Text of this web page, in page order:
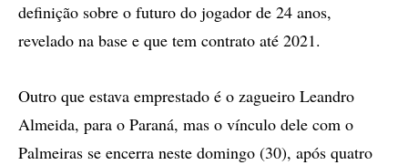
definição sobre o futuro do jogador de 24 anos,
revelado na base e que tem contrato até 2021.
Outro que estava emprestado é o zagueiro Leandro
Almeida, para o Paraná, mas o vínculo dele com o
Palmeiras se encerra neste domingo (30), após quatro